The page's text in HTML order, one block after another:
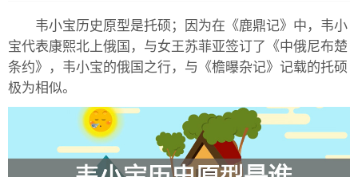
韦小宝历史原型是托硕；因为在《鹿鼎记》中，韦小
宝代表康熙北上俄国，与女王苏菲亚签订了《中俄尼布楚
条约》，韦小宝的俄国之行，与《檐曝杂记》记载的托硕
极为相似。